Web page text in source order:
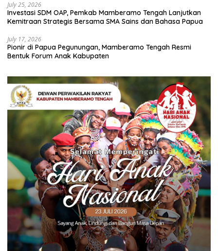
July 25, 2026
Investasi SDM OAP, Pemkab Mamberamo Tengah Lanjutkan
Kemitraan Strategis Bersama SMA Sains dan Bahasa Papua
July 17, 2026
Pionir di Papua Pegunungan, Mamberamo Tengah Resmi
Bentuk Forum Anak Kabupaten